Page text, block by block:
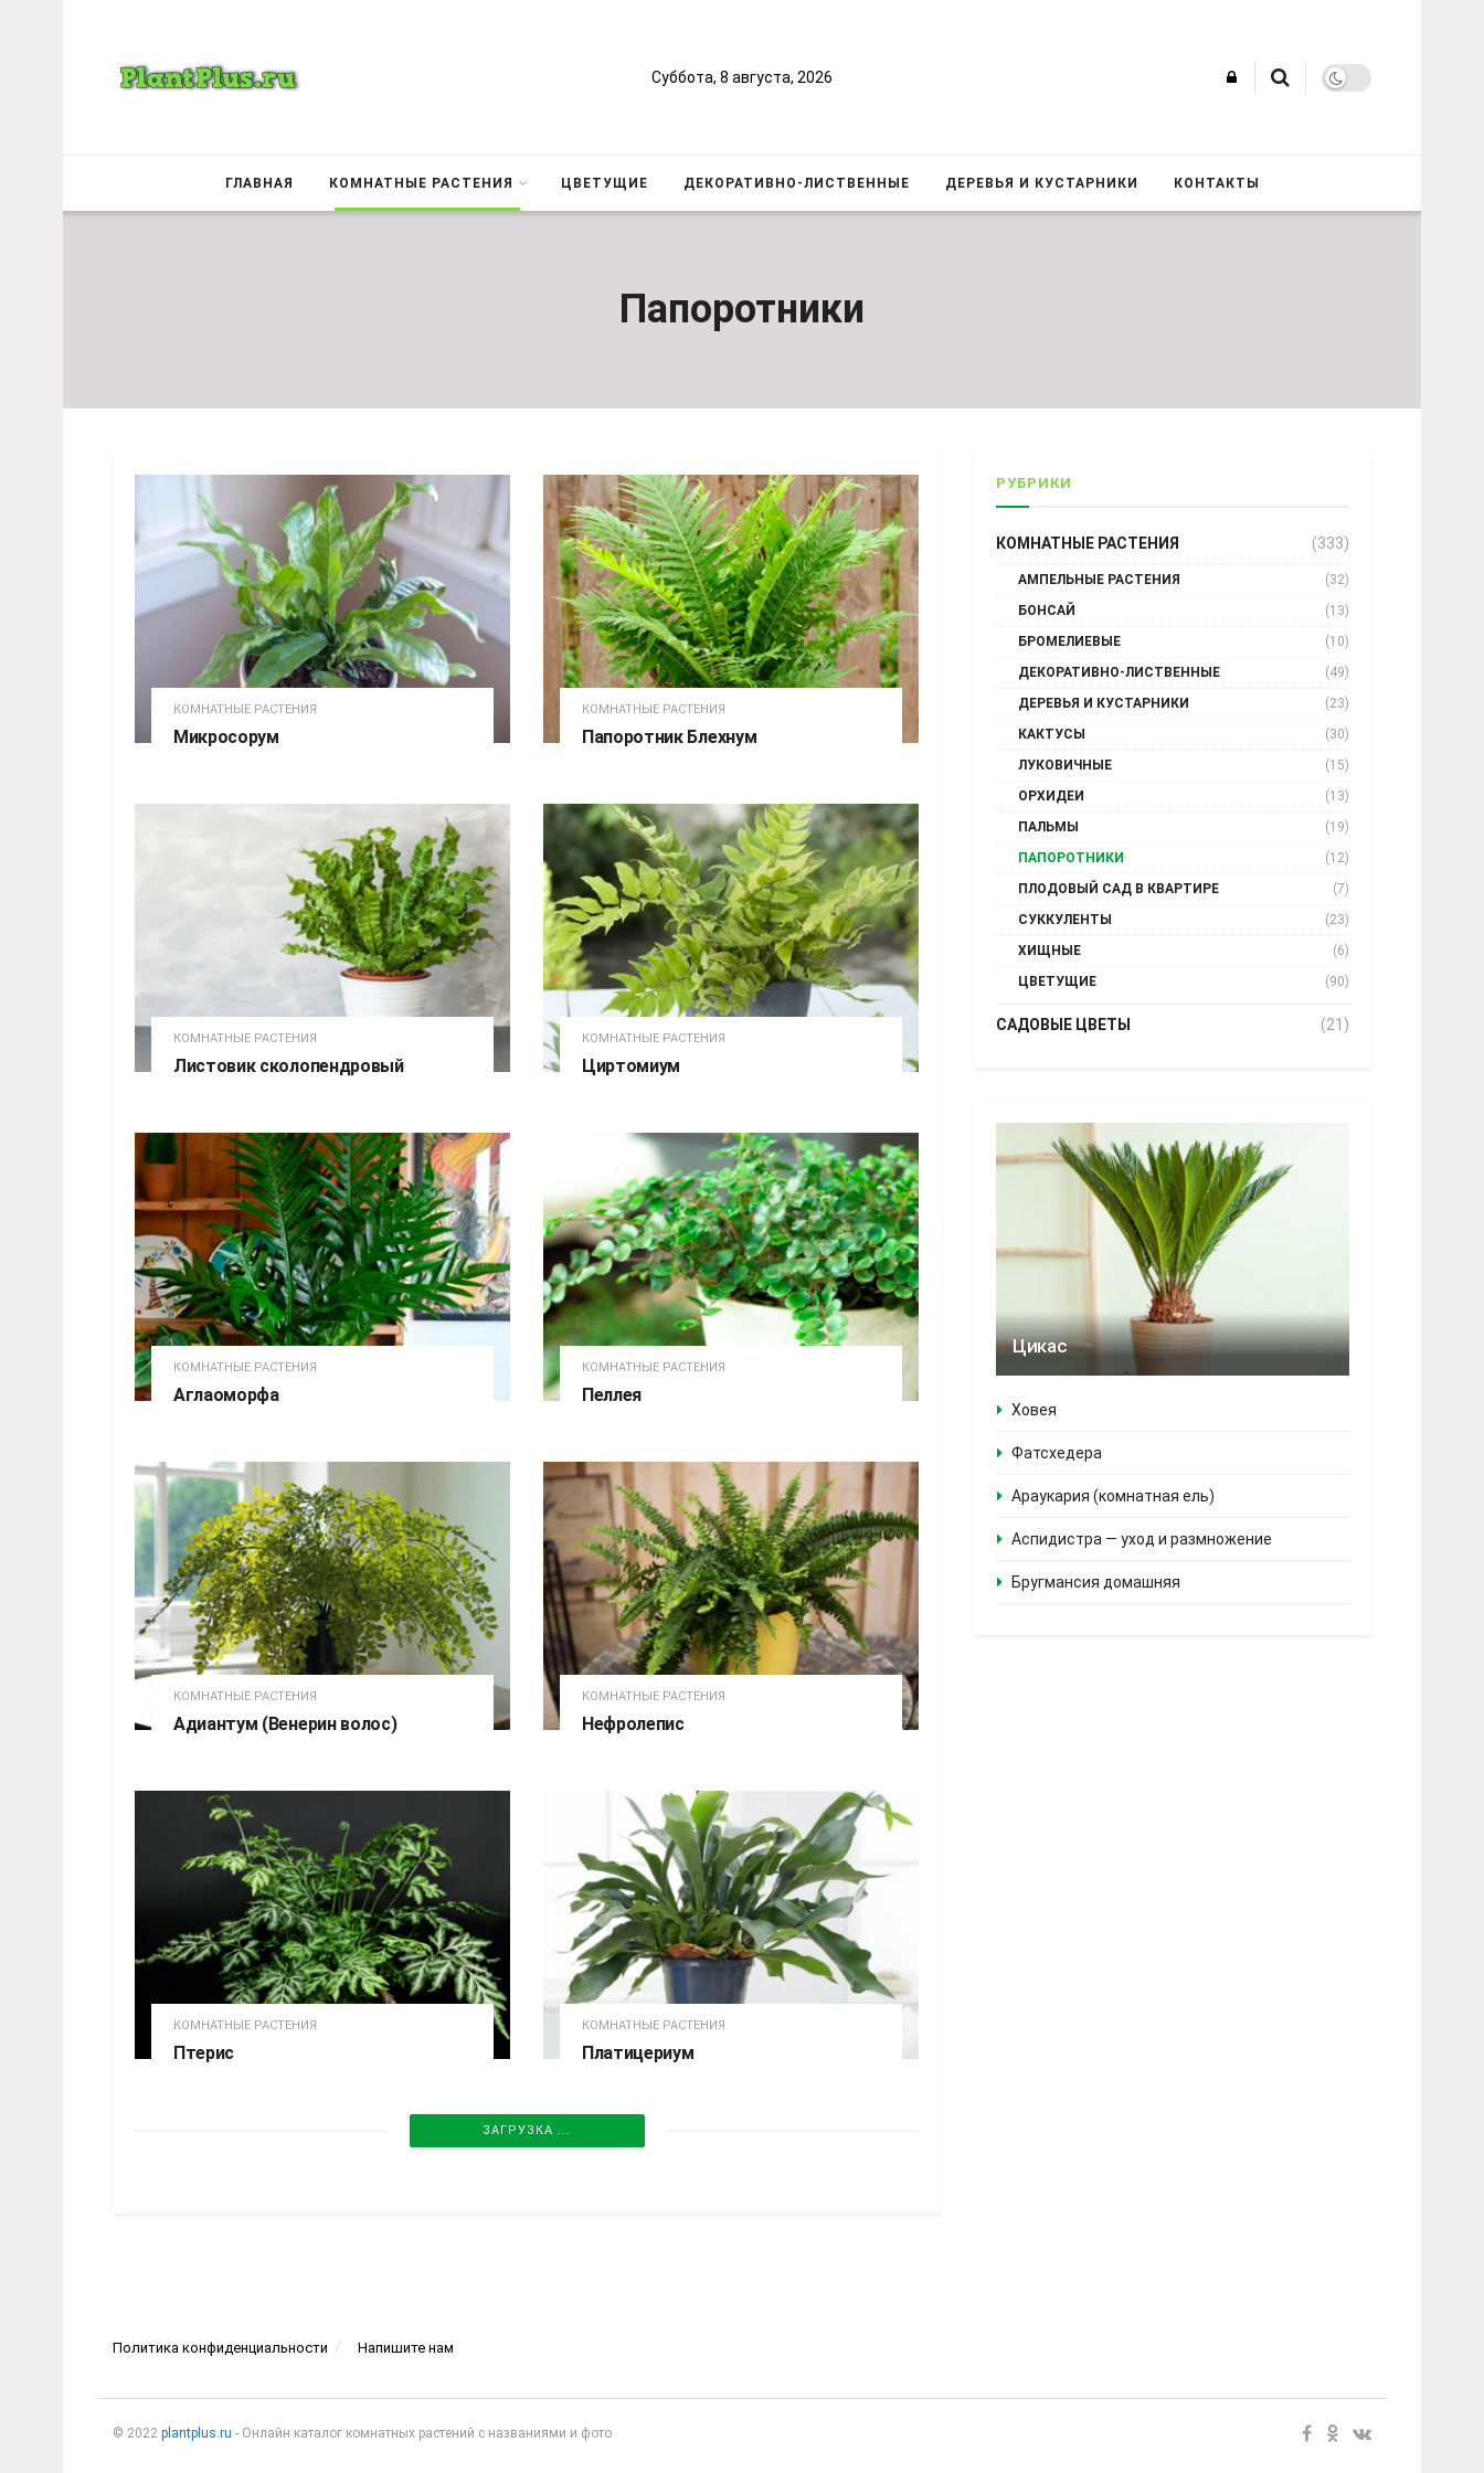
Суббота, 8 августа, 2026
ГЛАВНАЯ КОМНАТНЫЕ РАСТЕНИЯ ЦВЕТУЩИЕ ДЕКОРАТИВНО-ЛИСТВЕННЫЕ ДЕРЕВЬЯ И КУСТАРНИКИ КОНТАКТЫ
Папоротники
КОМНАТНЫЕ РАСТЕНИЯ
Микросорум
КОМНАТНЫЕ РАСТЕНИЯ
Папоротник Блехнум
КОМНАТНЫЕ РАСТЕНИЯ
Листовик сколопендровый
КОМНАТНЫЕ РАСТЕНИЯ
Циртомиум
КОМНАТНЫЕ РАСТЕНИЯ
Аглаоморфа
КОМНАТНЫЕ РАСТЕНИЯ
Пеллея
КОМНАТНЫЕ РАСТЕНИЯ
Адиантум (Венерин волос)
КОМНАТНЫЕ РАСТЕНИЯ
Нефролепис
КОМНАТНЫЕ РАСТЕНИЯ
Птерис
КОМНАТНЫЕ РАСТЕНИЯ
Платицериум
ЗАГРУЗКА ...
РУБРИКИ
КОМНАТНЫЕ РАСТЕНИЯ (333)
АМПЕЛЬНЫЕ РАСТЕНИЯ
(32)
БОНСАЙ
(13)
БРОМЕЛИЕВЫЕ
(10)
ДЕКОРАТИВНО-ЛИСТВЕННЫЕ
(49)
ДЕРЕВЬЯ И КУСТАРНИКИ
(23)
КАКТУСЫ
(30)
ЛУКОВИЧНЫЕ
(15)
ОРХИДЕИ
(13)
ПАЛЬМЫ
(19)
ПАПОРОТНИКИ
(12)
ПЛОДОВЫЙ САД В КВАРТИРЕ
(7)
СУККУЛЕНТЫ
(23)
ХИЩНЫЕ
(6)
ЦВЕТУЩИЕ
(90)
САДОВЫЕ ЦВЕТЫ (21)
Цикас
Ховея
Фатсхедера
Араукария (комнатная ель)
Аспидистра — уход и размножение
Бругмансия домашняя
Политика конфиденциальности Напишите нам
© 2022 plantplus.ru - Онлайн каталог комнатных растений с названиями и фото